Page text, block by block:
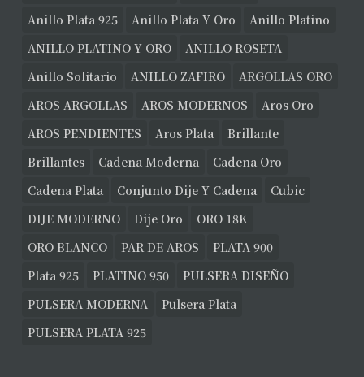
Anillo Plata 925
Anillo Plata Y Oro
Anillo Platino
ANILLO PLATINO Y ORO
ANILLO ROSETA
Anillo Solitario
ANILLO ZAFIRO
ARGOLLAS ORO
AROS ARGOLLAS
AROS MODERNOS
Aros Oro
AROS PENDIENTES
Aros Plata
Brillante
Brillantes
Cadena Moderna
Cadena Oro
Cadena Plata
Conjunto Dije Y Cadena
Cubic
DIJE MODERNO
Dije Oro
ORO 18K
ORO BLANCO
PAR DE AROS
PLATA 900
Plata 925
PLATINO 950
PULSERA DISEÑO
PULSERA MODERNA
Pulsera Plata
PULSERA PLATA 925